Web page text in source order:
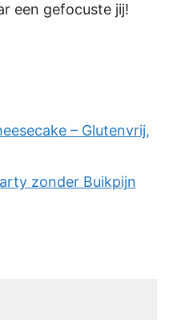
een gefocuste jij!
– Glutenvrij,
zonder Buikpijn